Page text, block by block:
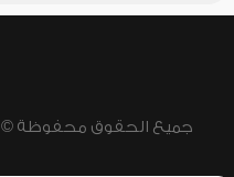
جميع الحقوق محفوظة © 2026 - 1998 لشبكة إسلام ويب